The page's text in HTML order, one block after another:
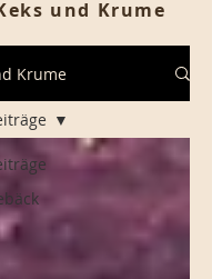
und Krume
Krume